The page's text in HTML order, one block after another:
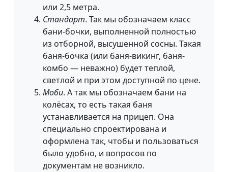
или 2,5 метра.
Стандарт. Так мы обозначаем класс
бани-бочки, выполненной полностью
из отборной, высушенной сосны. Такая
баня-бочка (или баня-викинг, баня-
комбо — неважно) будет теплой,
светлой и при этом доступной по цене.
Моби. А так мы обозначаем бани на
колёсах, то есть такая баня
устанавливается на прицеп. Она
специально спроектирована и
оформлена так, чтобы и пользоваться
было удобно, и вопросов по
документам не возникло.